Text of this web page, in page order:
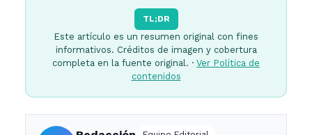
TL;DR
Este artículo es un resumen original con fines
informativos. Créditos de imagen y cobertura
completa en la fuente original. · Ver Política de
contenidos